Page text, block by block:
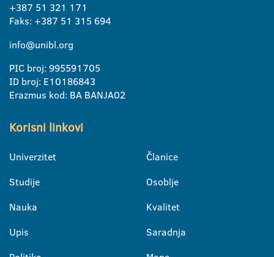
+387 51 321 171
Faks: +387 51 315 694
info@unibl.org
PIC broj: 995591705
ID broj: E10186843
Erazmus kod: BA BANJA02
Korisni linkovi
Univerzitet
Studije
Nauka
Upis
Članice
Osoblje
Kvalitet
Saradnja